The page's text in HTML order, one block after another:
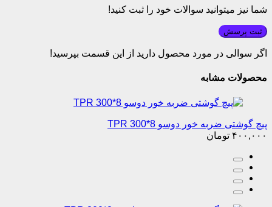
شما نیز میتوانید سوالات خود را ثبت کنید!
ثبت پرسش
اگر سوالی در مورد محصول دارید از این قسمت بپرسید!
محصولات مشابه
پیچ گوشتی ضربه خور دوسو 8*300 TPR
۴۰۰,۰۰۰ تومان